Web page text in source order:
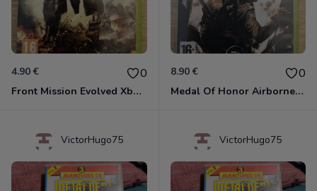
4.90 € 0
Front Mission Evolved Xbox 360
8.90 € 0
Medal Of Honor Airborne Xbox 360
VictorHugo75 VictorHugo75